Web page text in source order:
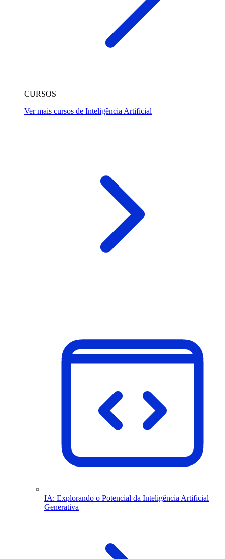
CURSOS
Ver mais cursos de Inteligência Artificial
IA: Explorando o Potencial da Inteligência Artificial
Generativa